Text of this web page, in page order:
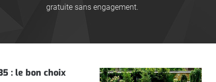
gratuite sans engagement.
: le bon choix